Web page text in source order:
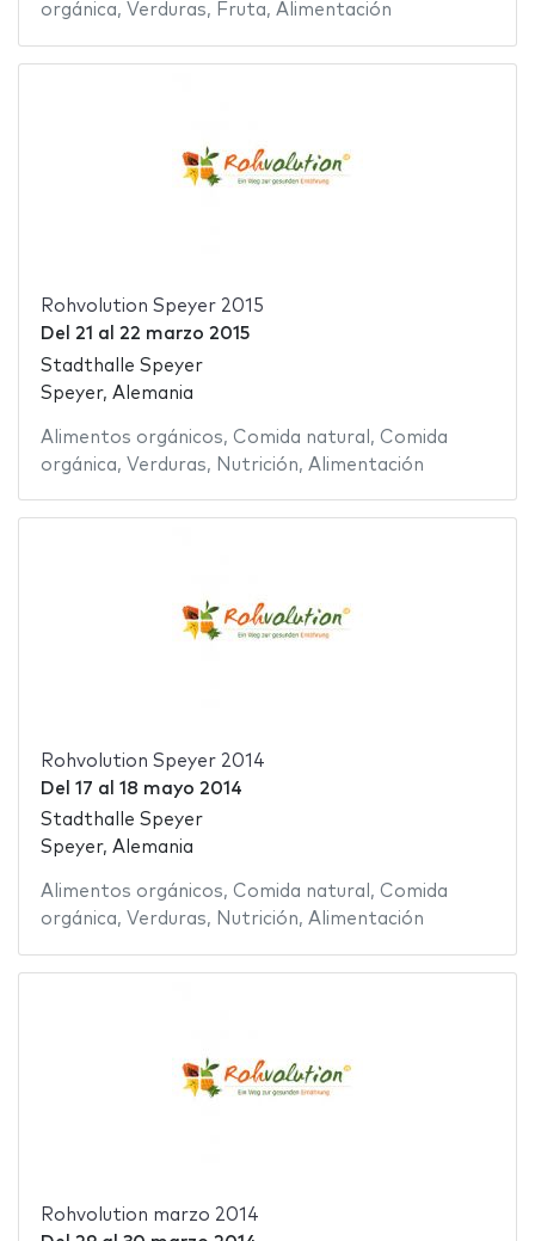
orgánica, Verduras, Fruta, Alimentación
Rohvolution Speyer 2015
Del 21 al 22 marzo 2015
Stadthalle Speyer
Speyer, Alemania
Alimentos orgánicos, Comida natural , Comida
orgánica, Verduras, Nutrición, Alimentación
Rohvolution Speyer 2014
Del 17 al 18 mayo 2014
Stadthalle Speyer
Speyer, Alemania
Alimentos orgánicos, Comida natural , Comida
orgánica, Verduras, Nutrición, Alimentación
Rohvolution marzo 2014